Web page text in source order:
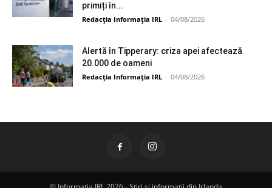
primiți în...
Redacția Informația IRL - 04/08/2026
Alertă în Tipperary: criza apei afectează
20.000 de oameni
Redacția Informația IRL - 04/08/2026